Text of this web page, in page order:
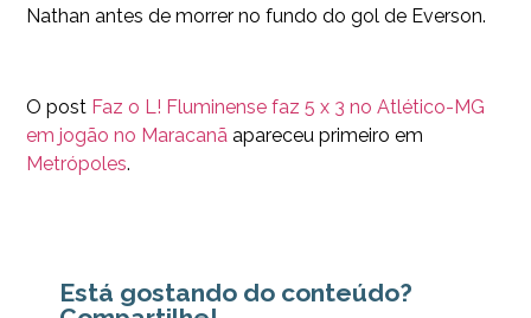
Nathan antes de morrer no fundo do gol de Everson.
O post Faz o L! Fluminense faz 5 x 3 no Atlético-MG
em jogão no Maracanã apareceu primeiro em
Metrópoles.
Está gostando do conteúdo?